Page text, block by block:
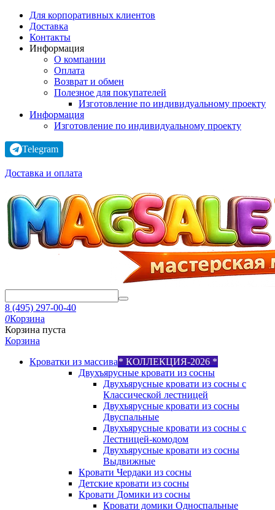
Для корпоративных клиентов
Доставка
Контакты
Информация
О компании
Оплата
Возврат и обмен
Полезное для покупателей
Изготовление по индивидуальному проекту
Информация
Изготовление по индивидуальному проекту
Telegram
Доставка и оплата
8 (495) 297-00-40
0Корзина
Корзина пуста
Корзина
Кроватки из массива* КОЛЛЕКЦИЯ-2026 *
Двухъярусные кровати из сосны
Двухъярусные кровати из сосны с
Классической лестницей
Двухъярусные кровати из сосны
Двуспальные
Двухъярусные кровати из сосны с
Лестницей-комодом
Двухъярусные кровати из сосны
Выдвижные
Кровати Чердаки из сосны
Детские кровати из сосны
Кровати Домики из сосны
Кровати домики Односпальные